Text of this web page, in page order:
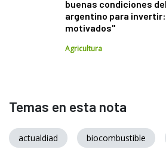
buenas condiciones
argentino para
motivados"
Agricultura
Temas en esta nota
actualdiad biocombustible